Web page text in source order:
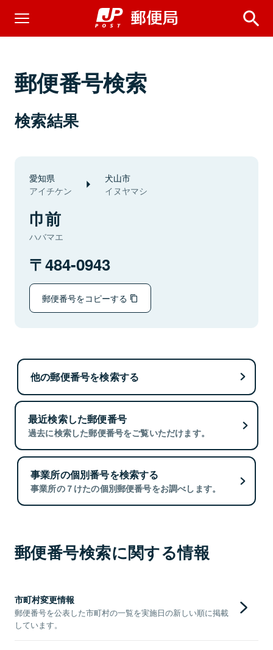
郵便番号検索
検索結果
愛知県
アイチケン
犬山市
イヌヤマシ
巾前
ハバマエ
484-0943
郵便番号をコピーする
他の郵便番号を検索する
最近検索した郵便番号
過去に検索した郵便番号をご覧いただけます。
事業所の個別番号を検索する
事業所の７けたの個別郵便番号をお調べします。
郵便番号検索に関する情報
市町村変更情報
郵便番号を公表した市町村の一覧を実施日の新しい順に掲載
しています。